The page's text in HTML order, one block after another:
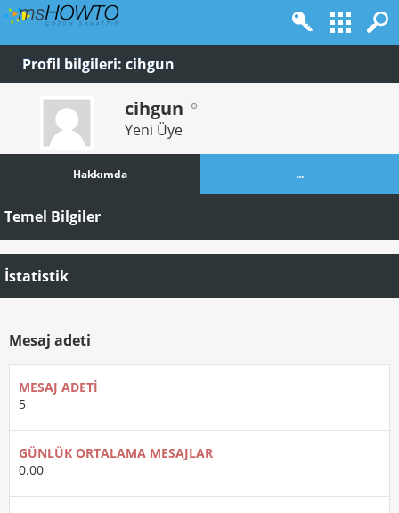
Profil bilgileri: cihgun
cihgun
Yeni Üye
Hakkımda ...
Temel Bilgiler
İstatistik
Mesaj adeti
MESAJ ADETI
5
GÜNLÜK ORTALAMA MESAJLAR
0.00